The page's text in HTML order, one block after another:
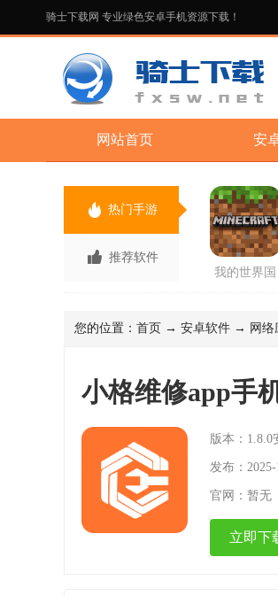
骑士下载网 专业绿色安卓手机资源下载！
网站首页 安
热门手游
推荐软件
我的世界国
您的位置： 首页 → 安卓软件 → 网络
小格维修app手
版本：1.8.0
发布：2025-
官网： 暂无
立即下